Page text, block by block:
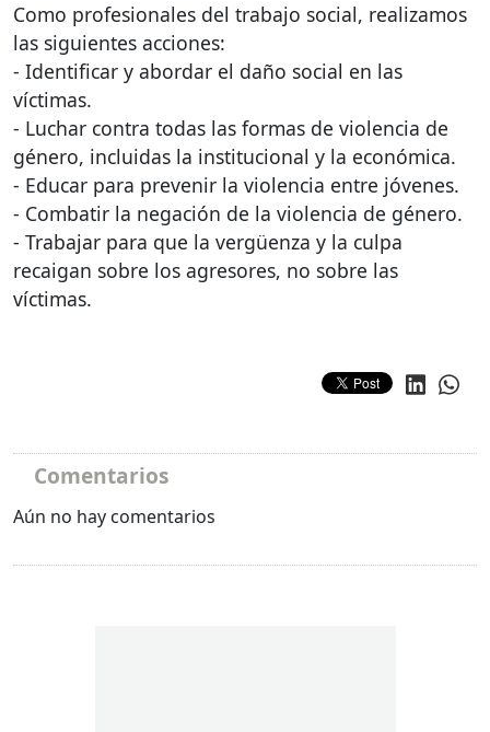
Como profesionales del trabajo social, realizamos
las siguientes acciones:
- Identificar y abordar el daño social en las
víctimas.
- Luchar contra todas las formas de violencia de
género, incluidas la institucional y la económica.
- Educar para prevenir la violencia entre jóvenes.
- Combatir la negación de la violencia de género.
- Trabajar para que la vergüenza y la culpa
recaigan sobre los agresores, no sobre las
víctimas.
Comentarios
Aún no hay comentarios